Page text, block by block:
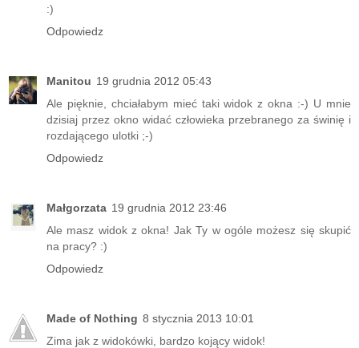
:)
Odpowiedz
Manitou 19 grudnia 2012 05:43
Ale pięknie, chciałabym mieć taki widok z okna :-) U mnie
dzisiaj przez okno widać człowieka przebranego za świnię i
rozdającego ulotki ;-)
Odpowiedz
Małgorzata 19 grudnia 2012 23:46
Ale masz widok z okna! Jak Ty w ogóle możesz się skupić
na pracy? :)
Odpowiedz
Made of Nothing 8 stycznia 2013 10:01
Zima jak z widokówki, bardzo kojący widok!